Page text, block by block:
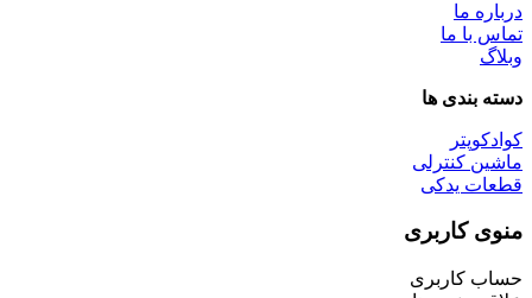
درباره ما
تماس با ما
وبلاگ
دسته بندی ها
کوادکوپتر
ماشین کنترلی
قطعات یدکی
منوی کاربری
حساب کاربری